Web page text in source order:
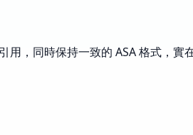
，同時保持一致的 ASA 格式，實